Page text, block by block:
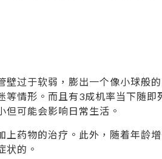
过于软弱，膨出一个像小球般
情形。而且有3成机率当下随即
可能会影响日常生活。
药物的治疗。此外，随着年龄
状的。